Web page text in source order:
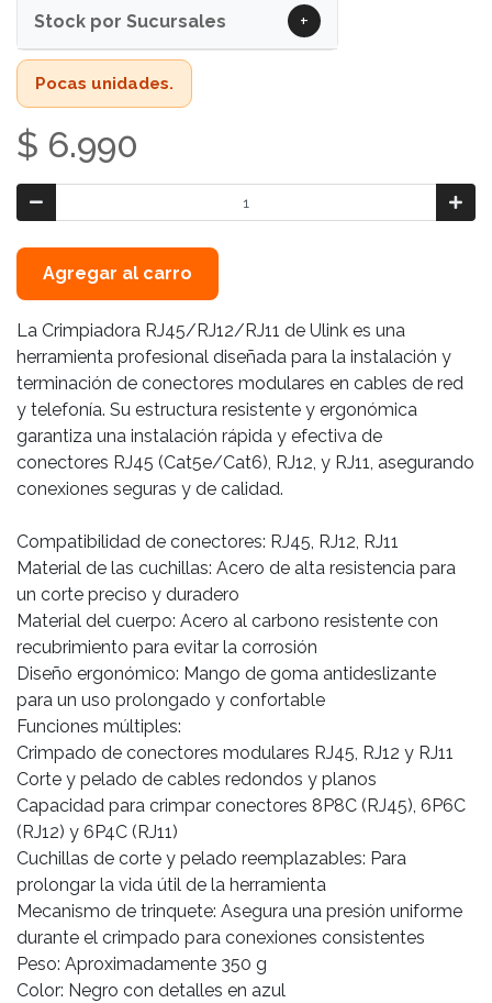
Stock por Sucursales +
Pocas unidades.
$ 6.990
Agregar al carro
La Crimpiadora RJ45/RJ12/RJ11 de Ulink es una
herramienta profesional diseñada para la instalación y
terminación de conectores modulares en cables de red
y telefonía. Su estructura resistente y ergonómica
garantiza una instalación rápida y efectiva de
conectores RJ45 (Cat5e/Cat6), RJ12, y RJ11, asegurando
conexiones seguras y de calidad.
Compatibilidad de conectores: RJ45, RJ12, RJ11
Material de las cuchillas: Acero de alta resistencia para
un corte preciso y duradero
Material del cuerpo: Acero al carbono resistente con
recubrimiento para evitar la corrosión
Diseño ergonómico: Mango de goma antideslizante
para un uso prolongado y confortable
Funciones múltiples:
Crimpado de conectores modulares RJ45, RJ12 y RJ11
Corte y pelado de cables redondos y planos
Capacidad para crimpar conectores 8P8C (RJ45), 6P6C
(RJ12) y 6P4C (RJ11)
Cuchillas de corte y pelado reemplazables: Para
prolongar la vida útil de la herramienta
Mecanismo de trinquete: Asegura una presión uniforme
durante el crimpado para conexiones consistentes
Peso: Aproximadamente 350 g
Color: Negro con detalles en azul